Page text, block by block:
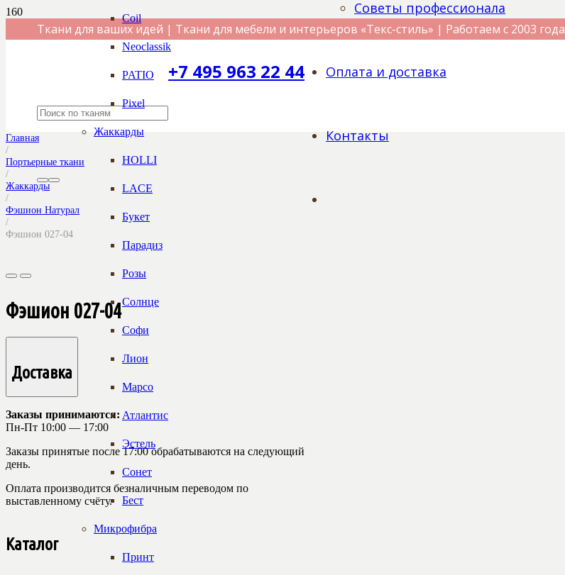
Ткани для ваших идей | Ткани для мебели и интерьеров «Текс-стиль» | Работаем с 2003 года
+7 495 963 22 44
Советы профессионала
Оплата и доставка
Контакты
Coil
Neoclassik
PATIO
Pixel
Жаккарды
HOLLI
LACE
Букет
Парадиз
Розы
Солнце
Софи
Лион
Марсо
Атлантис
Эстель
Сонет
Бест
Микрофибра
Принт
Главная
/
Портьерные ткани
/
Жаккарды
/
Фэшион Натурал
/
Фэшион 027-04
Фэшион 027-04
Доставка
Заказы принимаются:
Пн-Пт 10:00 — 17:00
Заказы принятые после 17:00 обрабатываются на следующий
день.
Оплата производится безналичным переводом по
выставленному счёту.
Каталог